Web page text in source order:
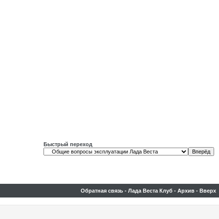
Быстрый переход
Обратная связь - Лада Веста Клуб - Архив - Вверх